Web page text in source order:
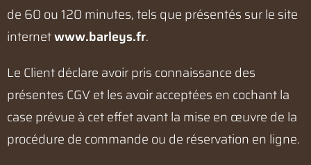
de 60 ou 120 minutes, tels que présentés sur le site
internetwww.barleys.fr.
Le Client déclare avoir pris connaissance des
présentes CGV et les avoir acceptées en cochant la
case prévue à cet effet avant la mise en œuvre de la
procédure de commande ou de réservation en ligne.